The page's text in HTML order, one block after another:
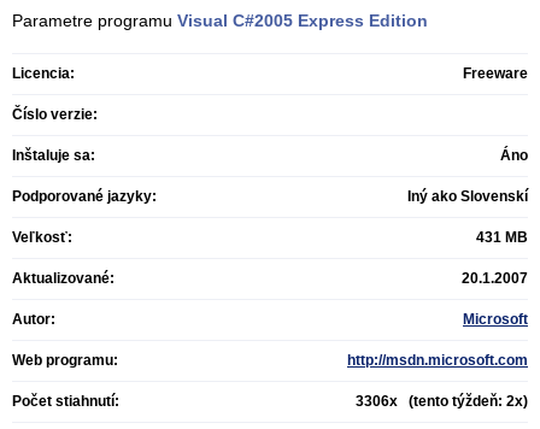
Parametre programu Visual C#2005 Express Edition
Licencia: Freeware
Číslo verzie:
Inštaluje sa: Áno
Podporované jazyky: Iný ako Slovenskí
Veľkosť: 431 MB
Aktualizované: 20.1.2007
Autor: Microsoft
Web programu: http://msdn.microsoft.com
Počet stiahnutí: 3306x (tento týždeň: 2x)